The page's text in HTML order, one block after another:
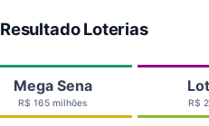
Resultado Loterias
Mega Sena
R$ 165 milhões R$